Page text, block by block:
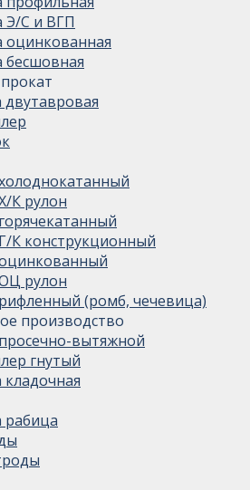
Э/С и ВГП
оцинкованная
бесшовная
двутавровая
К рулон
К конструкционный
рулон
(ромб, чечевица)
производство
вытяжной
гнутый
кладочная
рабица